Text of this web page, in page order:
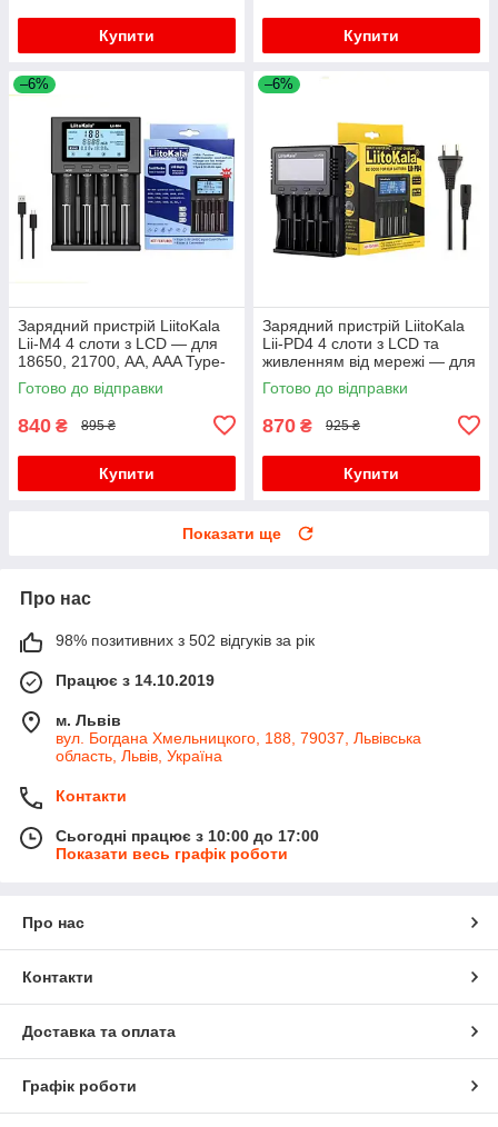
Купити Купити
–6%
Зарядний пристрій LiitoKala
Lii-M4 4 слоти з LCD — для
18650, 21700, AA, AAA Type-
C
Готово до відправки
840 ₴ 895 ₴
Купити
–6%
Зарядний пристрій LiitoKala
Lii-PD4 4 слоти з LCD та
живленням від мережі — для
18650, 21700, LiFePO4, AA,
AAA
Готово до відправки
870 ₴ 925 ₴
Купити
Показати ще
Про нас
98% позитивних з 502 відгуків за рік
Працює з 14.10.2019
м. Львів
вул. Богдана Хмельницкого, 188, 79037, Львівська
область, Львів, Україна
Контакти
Сьогодні працює з 10:00 до 17:00
Показати весь графік роботи
Про нас
Контакти
Доставка та оплата
Графік роботи